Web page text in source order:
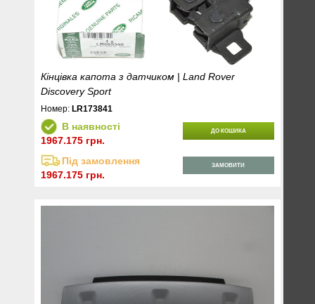
Кінцівка капота з датчиком | Land Rover
Discovery Sport
Номер:LR173841
В наявності
1967.175 грн.
ДО КОШИКА
Під замовлення
1967.175 грн.
ЗАМОВИТИ